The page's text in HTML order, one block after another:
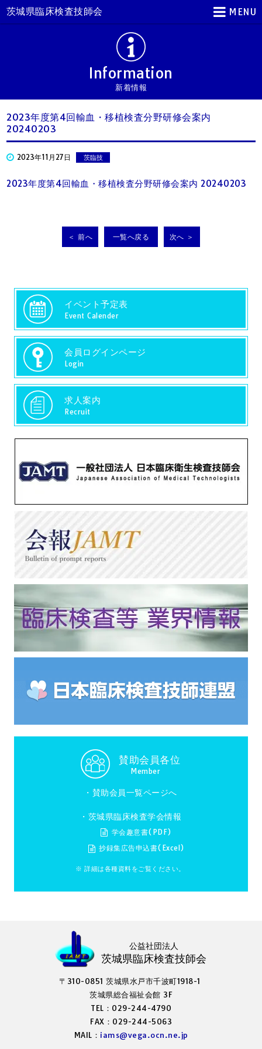
MENU
茨城県臨床検査技師会
Information
新着情報
2023年度第4回輸血・移植検査分野研修会案内
20240203
2023年11月27日 茨臨技
2023年度第4回輸血・移植検査分野研修会案内 20240203
＜ 前へ 一覧へ戻る 次へ ＞
イベント予定表
Event Calender
会員ログインページ
Login
求人案内
Recruit
賛助会員各位
Member
・ 賛助会員一覧ページへ
・茨城県臨床検査学会情報
学会趣意書(PDF)
抄録集広告申込書(Excel)
※ 詳細は各種資料をご覧ください。
公益社団法人
茨城県臨床検査技師会
〒310-0851 茨城県水戸市千波町1918-1
茨城県総合福祉会館 3F
TEL：029-244-4790
FAX：029-244-5063
MAIL： iams@vega.ocn.ne.jp